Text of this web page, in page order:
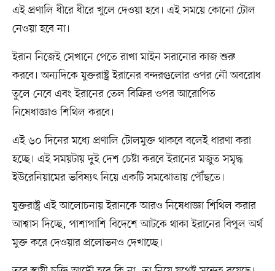
এই প্রণালি ধীরে ধীরে খুলে দেওয়া হবে। এই সময়ে কোনো টোল
নেওয়া হবে না।
ইরান নিজেই সেখানে পেতে রাখা মাইন সরানোর কাজ শুরু
করবে। অন্যদিকে যুক্তরাষ্ট্র ইরানের বন্দরগুলোর ওপর নৌ অবরোধ
তুলে নেবে এবং ইরানের তেল বিক্রির ওপর আরোপিত
নিষেধাজ্ঞাও শিথিল করবে।
এই ৬০ দিনের মধ্যে প্রণালি টোলমুক্ত থাকবে বলেই ধারণা করা
হচ্ছে। এই সময়টায় দুই দেশ চেষ্টা করবে ইরানের মজুত সমৃদ্ধ
ইউরেনিয়ামের ভবিষ্যৎ নিয়ে একটি সমঝোতায় পৌঁছতে।
যুক্তরাষ্ট্র এই আলোচনায় ইরানকে আরও নিষেধাজ্ঞা শিথিল করার
আশ্বাস দিচ্ছে, পাশাপাশি বিদেশে আটকে থাকা ইরানের বিপুল অর্থ
মুক্ত করে দেওয়ার প্রলোভনও দেখাচ্ছে।